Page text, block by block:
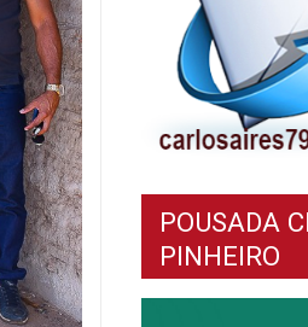
POUSADA
PINHEIRO